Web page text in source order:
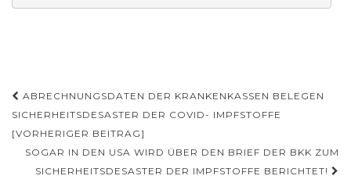
Beitragsnavigation
ABRECHNUNGSDATEN DER KRANKENKASSEN BELEGEN
SICHERHEITSDESASTER DER COVID- IMPFSTOFFE
[VORHERIGER BEITRAG]
SOGAR IN DEN USA WIRD ÜBER DEN BRIEF DER BKK ZUM
SICHERHEITSDESASTER DER IMPFSTOFFE BERICHTET!